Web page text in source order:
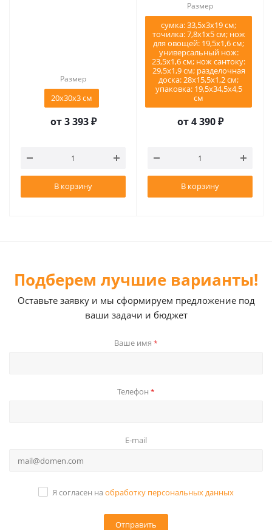
Размер
20x30x3 см
от3 393 ₽
В корзину
Размер
сумка: 33,5х3х19 см;
точилка: 7,8х1х5 см; нож
для овощей: 19,5х1,6 см;
универсальный нож:
23,5х1,6 см; нож сантоку:
29,5х1,9 см; разделочная
доска: 28х15,5х1,2 см;
упаковка: 19,5х34,5х4,5
см
от4 390 ₽
В корзину
Подберем лучшие варианты!
Оставьте заявку и мы сформируем предложение под
ваши задачи и бюджет
Ваше имя *
Телефон *
E-mail
Я согласен на обработку персональных данных